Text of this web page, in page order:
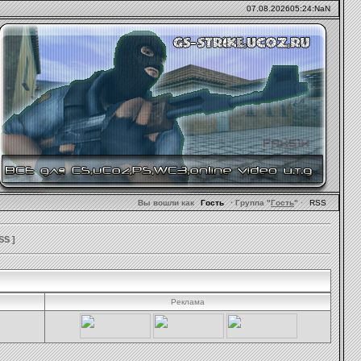
07.08.202605:24:NaN
Вы вошли как Гость · Группа "Гость"· RSS
]
Реклама